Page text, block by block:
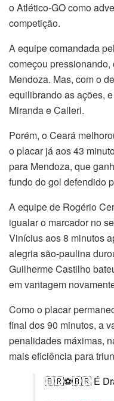
o Atlético-GO como
competição.
A equipe comandada
começou
Mendoza. Mas, com o
equilibrando as ações,
Miranda e Calleri.
Porém, o Ceará
o placar já aos 43
para Mendoza, que
fundo do gol defendido
A equipe de Rogério
igualar o marcador no
Vinícius aos 8 minutos
alegria são-paulina
Guilherme Castilho
em vantagem
Como o placar
final dos 90 minutos, a
penalidades máximas,
mais eficiência para
🇧🇷⚽🇧🇷 É